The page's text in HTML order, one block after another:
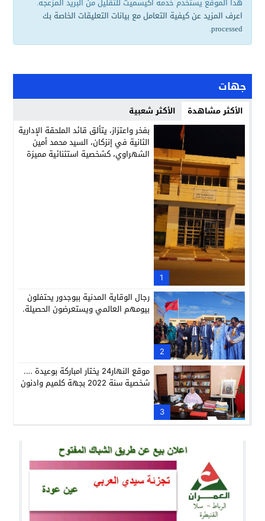
اعرف المزيد عن كيفية التعامل مع بيانات التعليقات الخاصة بك
processed
.
جهات
الأكثر مشاهدة الأكثر شعبية
1
بفخر واعتزاز، يتألق قائد الملحقة الإدارية
الثانية في إنزكان، السيد محمد أمين
الشهراوي، كشخصية استثنائية مميزة
2
رجال الوقاية المدنية ببوجدور يحتفلون
بيومهم العالمي ويستعرضون الحصيلة.
3
موقع النهار24 يختار امباركة بوعيدة ….
شخصية سنة 2022 بجهة كلميم وادنون